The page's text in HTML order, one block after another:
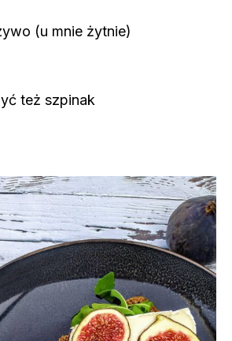
(u mnie żytnie)
też szpinak